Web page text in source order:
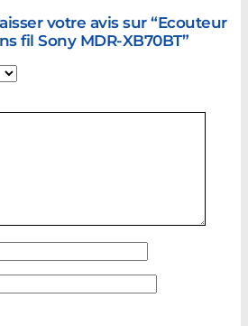
votre avis sur “Ecouteur
fil Sony MDR-XB70BT”